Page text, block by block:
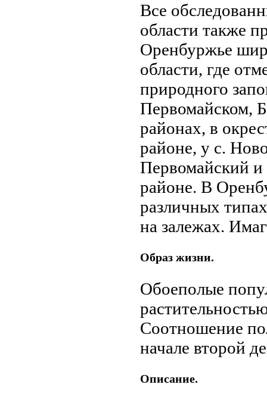
Все
области также
Оренбуржье
области, где
природного
Первомайском,
районах, в
районе, у с.
Первомайский и
районе. В
различных
на залежах.
Образ жизни.
Обоеполые
Соотношение
начале второй
Описание.